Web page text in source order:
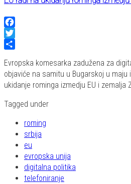
Facebook
Twitter
Evropska komesarka zadužena za
objaviće na samitu u Bugarskoj u maju
ukidanje rominga izmedju EU i zemalja
Tagged under
roming
srbija
eu
evropska unija
digitalna politika
telefoniranje